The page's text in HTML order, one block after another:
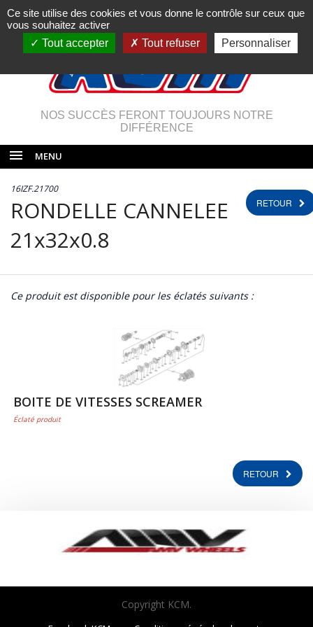
NOS SUCCÈS FERONT TOUJOURS NOTRE
DIFFÉRENCE
MENU
RETOUR
16IZF.21700
RONDELLE CANNELEE
21x32x0.8
Ce produit est disponible pour les éclatés suivants :
BOITE DE VITESSES SCREAMER
Éclaté produit
RETOUR
Copyright KCM.
Ce site utilise des cookies et vous donne le contrôle sur ceux que
vous souhaitez activer
Tout accepter
Tout refuser Personnaliser